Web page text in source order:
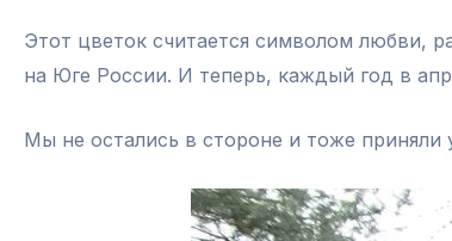
Этот цветок считается символом любви,
на Юге России. И теперь, каждый год в
Мы не остались в стороне и тоже приняли